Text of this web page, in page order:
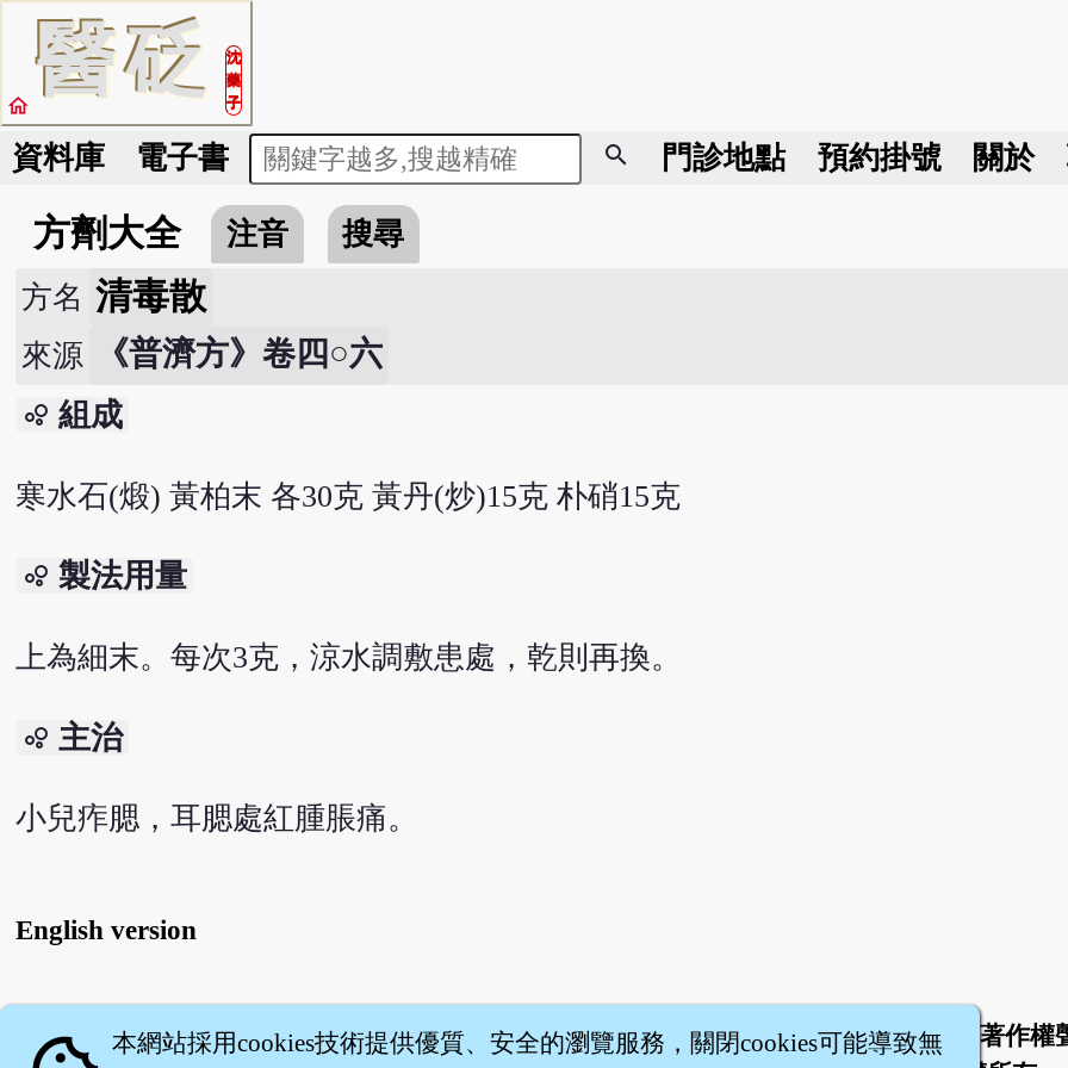
醫砭
沈
藥
子
home
資料庫 電子書 search 門診地點 預約掛號 關於
方劑大全 注音
搜尋
方名 清毒散
來源 《普濟方》卷四○六
bubble_chart 組成
寒水石(煅) 黃柏末 各30克 黃丹(炒)15克 朴硝15克
bubble_chart 製法用量
上為細末。每次3克，涼水調敷患處，乾則再換。
bubble_chart 主治
小兒痄腮，耳腮處紅腫脹痛。
English version
關於 | 聯絡我們 服務條款 隱私權條款
著作權
本網站採用cookies技術提供優質、安全的瀏覽服務，關閉cookies可能導致無